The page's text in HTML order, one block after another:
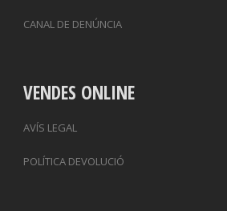
CANAL DE DENÚNCIA
VENDES ONLINE
AVÍS LEGAL
POLÍTICA DEVOLUCIÓ